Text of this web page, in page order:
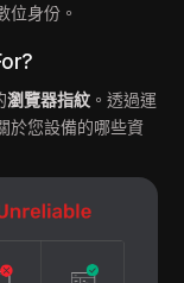
位身份。
瀏覽器指紋 。透過運
於您設備的哪些資